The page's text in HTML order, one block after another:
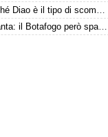
La tela con lo strappo: perché Diao è il tipo di scommessa che Giuntoli ama
Danilo, sondaggio dell'Atalanta: il Botafogo però spara alto